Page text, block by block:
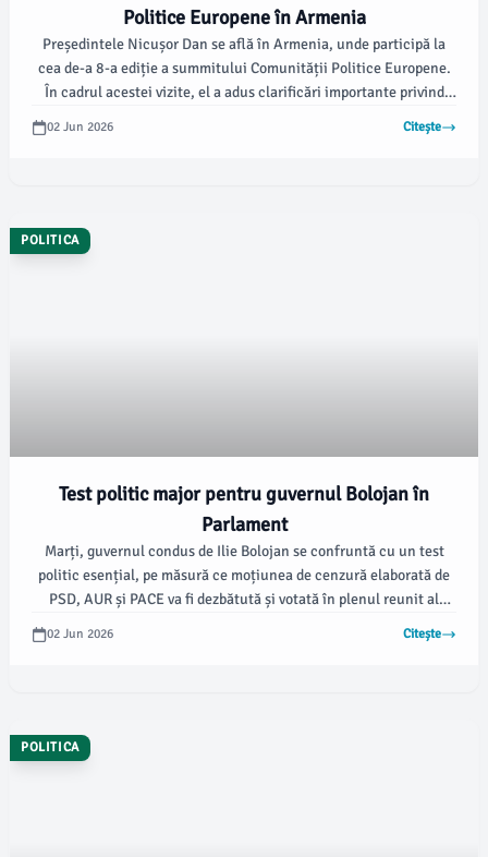
Politice Europene în Armenia
Președintele Nicușor Dan se află în Armenia, unde participă la
cea de-a 8-a ediție a summitului Comunității Politice Europene.
În cadrul acestei vizite, el a adus clarificări importante privind
02 Jun 2026 Citește
POLITICA
Test politic major pentru guvernul Bolojan în
Parlament
Marți, guvernul condus de Ilie Bolojan se confruntă cu un test
politic esențial, pe măsură ce moțiunea de cenzură elaborată de
PSD, AUR și PACE va fi dezbătută și votată în plenul reunit al
parlamentari își vor exprima votul în favoarea acesteia, guvernul
02 Jun 2026 Citește
POLITICA